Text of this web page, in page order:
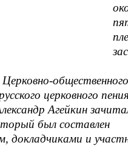
церковного пения
Агейкин
был составлен
докладчиками и